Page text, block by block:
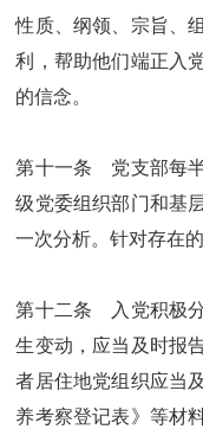
性质、纲领、宗旨、
利，帮助他们端正入
的信念。
第十一条 党支部每
级党委组织部门和基
一次分析。针对存在
第十二条 入党积极
生变动，应当及时报
者居住地党组织应当
养考察登记表》等材